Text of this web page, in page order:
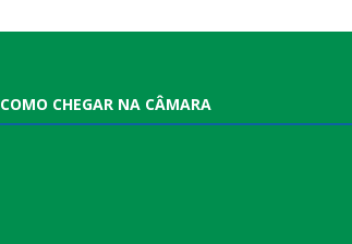
COMO CHEGAR NA CÂMARA